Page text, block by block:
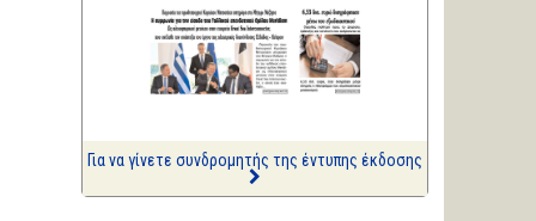
ΑΡΙΩΝ
Ιστορίες Καθημερινής
Τρέλας
συλλήψεις...
Για να γίνετε συνδρομητής της έντυπης έκδοσης